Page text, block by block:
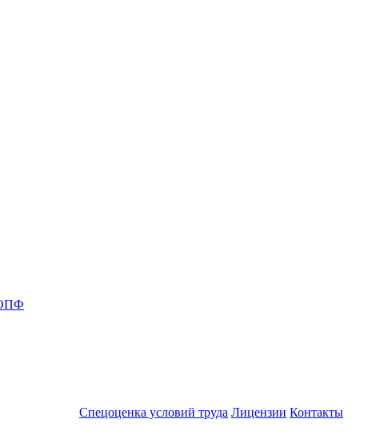
ОПФ
Спецоценка условий труда Лицензии Контакты